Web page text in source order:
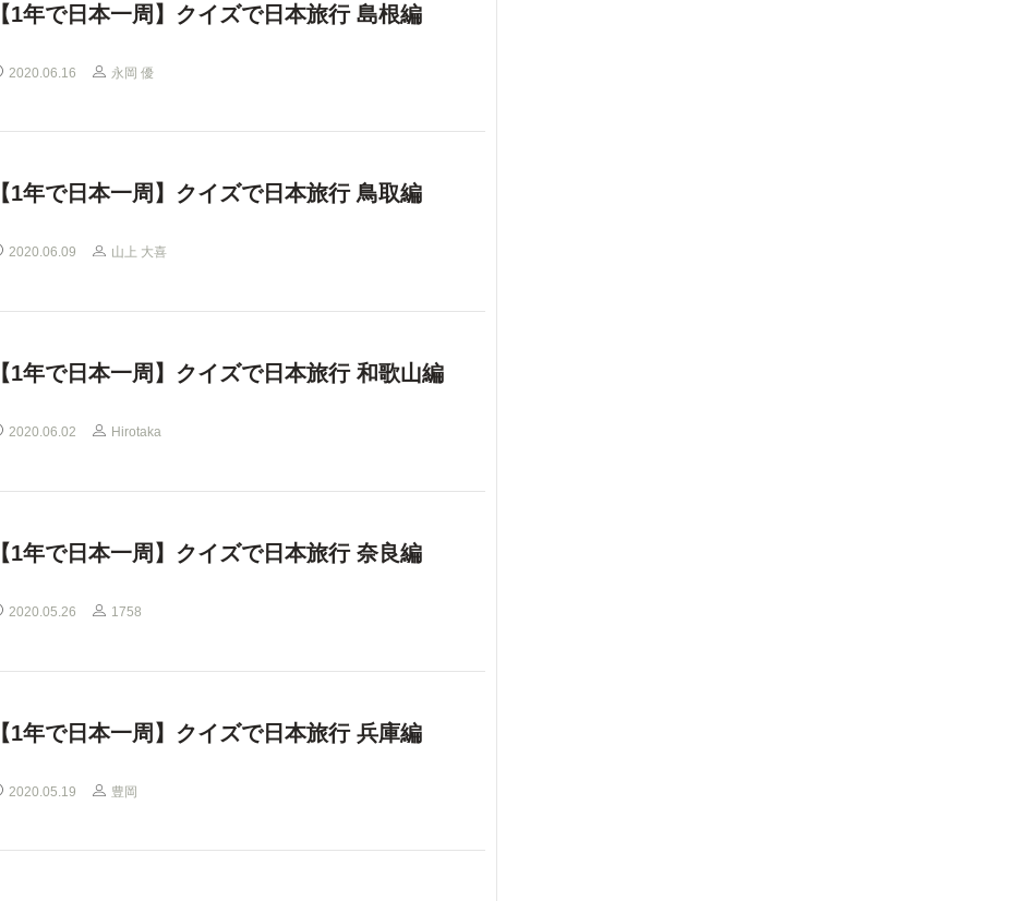
【1年で日本一周】クイズで日本旅行 島根編
2020.06.16 永岡 優
【1年で日本一周】クイズで日本旅行 鳥取編
2020.06.09 山上 大喜
【1年で日本一周】クイズで日本旅行 和歌山編
2020.06.02 Hirotaka
【1年で日本一周】クイズで日本旅行 奈良編
2020.05.26 1758
【1年で日本一周】クイズで日本旅行 兵庫編
2020.05.19 豊岡